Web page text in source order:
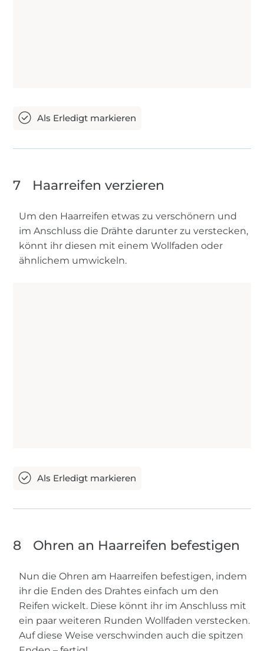
7 Haarreifen verzieren
Um den Haarreifen etwas zu verschönern und
im Anschluss die Drähte darunter zu verstecken,
könnt ihr diesen mit einem Wollfaden oder
ähnlichem umwickeln.
8 Ohren an Haarreifen befestigen
Nun die Ohren am Haarreifen befestigen, indem
ihr die Enden des Drahtes einfach um den
Reifen wickelt. Diese könnt ihr im Anschluss mit
ein paar weiteren Runden Wollfaden verstecken.
Auf diese Weise verschwinden auch die spitzen